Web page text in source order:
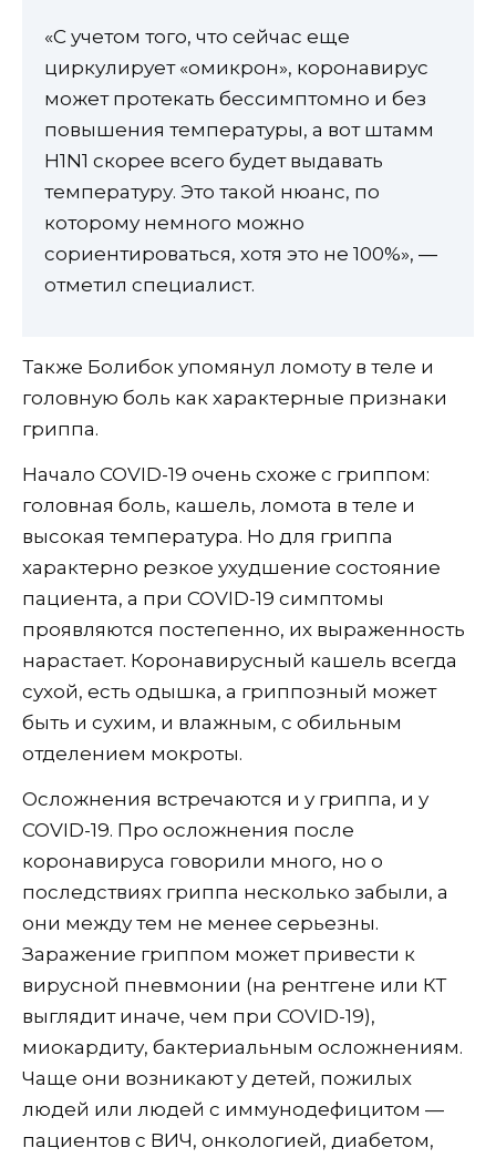
«С учетом того, что сейчас еще
циркулирует «омикрон», коронавирус
может протекать бессимптомно и без
повышения температуры, а вот штамм
H1N1 скорее всего будет выдавать
температуру. Это такой нюанс, по
которому немного можно
сориентироваться, хотя это не 100%», ―
отметил специалист.
Также Болибок упомянул ломоту в теле и
головную боль как характерные признаки
гриппа.
Начало COVID-19 очень схоже с гриппом:
головная боль, кашель, ломота в теле и
высокая температура. Но для гриппа
характерно резкое ухудшение состояние
пациента, а при COVID-19 симптомы
проявляются постепенно, их выраженность
нарастает. Коронавирусный кашель всегда
сухой, есть одышка, а гриппозный может
быть и сухим, и влажным, с обильным
отделением мокроты.
Осложнения встречаются и у гриппа, и у
COVID-19. Про осложнения после
коронавируса говорили много, но о
последствиях гриппа несколько забыли, а
они между тем не менее серьезны.
Заражение гриппом может привести к
вирусной пневмонии (на рентгене или КТ
выглядит иначе, чем при COVID-19),
миокардиту, бактериальным осложнениям.
Чаще они возникают у детей, пожилых
людей или людей с иммунодефицитом —
пациентов с ВИЧ, онкологией, диабетом,